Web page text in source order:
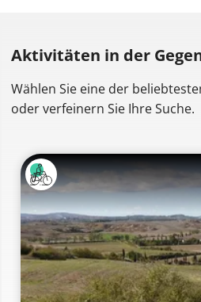
Aktivitäten in der
Wählen Sie eine der
oder verfeinern Sie Ihre Suche.